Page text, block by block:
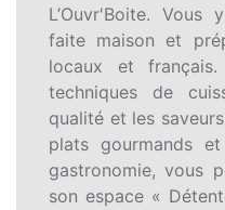
L’Ouvr'Boite. Vous
faite maison et
locaux et
techniques de
qualité et les
plats gourmands
gastronomie, vous
son espace «